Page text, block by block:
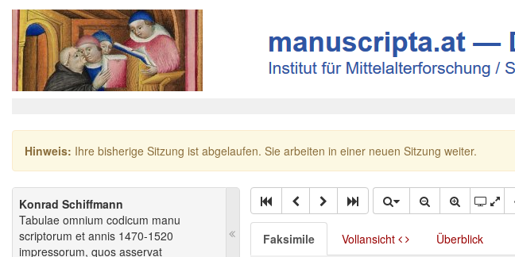
Hinweis: Ihre bisherige Sitzung ist abgelaufen. Sie arbeiten in einer neuen Sitzung weiter.
Konrad Schiffmann
Tabulae omnium codicum manu
scriptorum et annis 1470-1520
impressorum, quos asservat
Faksimile Vollansicht Überblick